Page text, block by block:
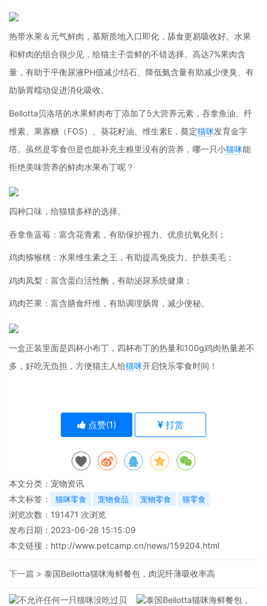
热带水果＆元气鲜肉，慕斯质地入口即化，舔食更易吸收好。水果
和鲜肉的组合很少见，给猫主子尝鲜的不错选择。高达7%果肉含
量，有助于平衡尿液PH值减少结石、降低氨含量有助减少便臭、有
助肠胃蠕动促进消化吸收。
Bellotta贝洛塔的水果鲜肉布丁添加了5大营养元素，吞拿鱼油、纤
维素、果寡糖（FOS）、葵花籽油、维生素E，奠定猫咪发育金字
塔。虽然是零食但是也能补充主粮里没有的营养，哪一只小猫咪能
拒绝美味营养的鲜肉水果布丁呢？
四种口味，给猫猫多样的选择。
吞拿鱼蓝莓：富含花青素，有助保护视力、优质抗氧化剂；
鸡肉猕猴桃：水果维生素之王，有助提高免疫力、护肤美毛；
鸡肉凤梨：富含蛋白活性酶，有助泌尿系统健康；
鸡肉芒果：富含膳食纤维，有助调理肠胃，减少便秘。
一盒正装里面是四杯小布丁，四杯布丁的热量和100g鸡肉热量差不
多，好吃无负担，方便猫主人给猫咪开启快乐零食时间！
点赞(1) 打赏
本文分类： 宠物资讯
本文标签：
猫咪零食 宠物食品 宠物零食 猫零食
浏览次数： 191471 次浏览
发布日期：2023-06-28 15:15:09
本文链接： http://www.petcamp.cn/news/159204.html
下一篇 > 泰国Bellotta猫咪海鲜餐包，肉泥纤薄吸收率高